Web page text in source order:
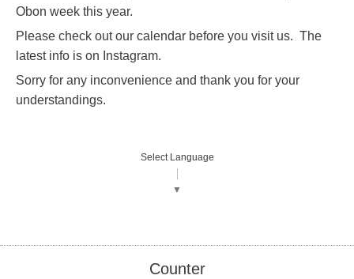
Obon week this year.
Please check out our calendar before you visit us. The
latest info is on Instagram.
Sorry for any inconvenience and thank you for your
understandings.
Select Language
▼
Counter